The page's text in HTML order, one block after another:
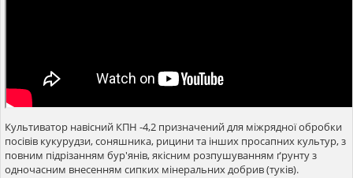
Культиватор навісний КПН -4,2 призначений для міжрядної обробки
посівів кукурудзи, соняшника, рицини та інших просапних культур, з
повним підрізанням бур'янів, якісним розпушуванням ґрунту з
одночасним внесенням сипких мінеральних добрив (туків).